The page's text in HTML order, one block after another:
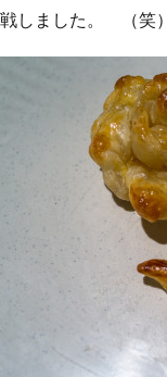
しました。 （笑）